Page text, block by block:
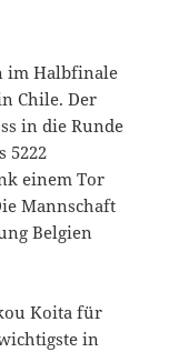
im Halbfinale
Chile. Der
in die Runde
5222
einem Tor
Mannschaft
Belgien
Koita für
in